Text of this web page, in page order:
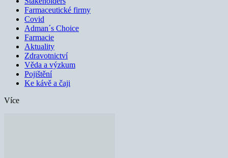
Farmaceutické firmy
Covid
Adman´s Choice
Farmacie
Aktuality
Zdravotnictví
Věda a výzkum
Pojištění
Ke kávě a čaji
Více